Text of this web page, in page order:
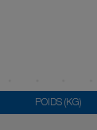
POIDS (KG)